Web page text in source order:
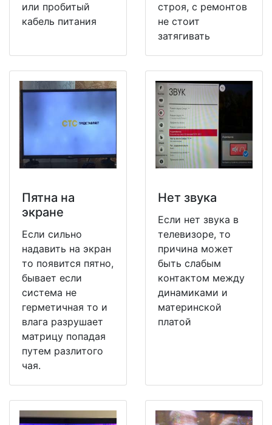
или пробитый
кабель питания
строя, с ремонтов
не стоит
затягивать
Пятна на
экране
Если сильно
надавить на экран
то появится пятно,
бывает если
система не
герметичная то и
влага разрушает
матрицу попадая
путем разлитого
чая.
Нет звука
Если нет звука в
телевизоре, то
причина может
быть слабым
контактом между
динамиками и
материнской
платой